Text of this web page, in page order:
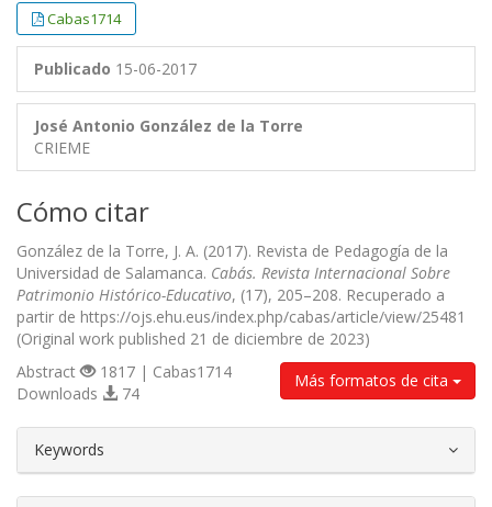
Cabas1714
Publicado 15-06-2017
José Antonio González de la Torre
CRIEME
Cómo citar
González de la Torre, J. A. (2017). Revista de Pedagogía de la
Universidad de Salamanca. Cabás. Revista Internacional Sobre
Patrimonio Histórico-Educativo, (17), 205–208. Recuperado a
partir de https://ojs.ehu.eus/index.php/cabas/article/view/25481
(Original work published 21 de diciembre de 2023)
Más formatos de cita
Abstract
1817 | Cabas1714
Downloads
74
Keywords